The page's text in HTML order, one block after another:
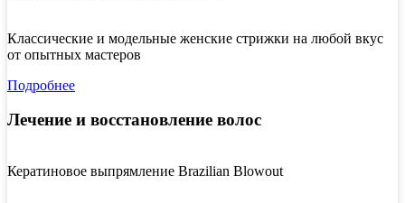
Классические и модельные женские стрижки на любой вкус
от опытных мастеров
Подробнее
Лечение и восстановление волос
Кератиновое выпрямление Brazilian Blowout